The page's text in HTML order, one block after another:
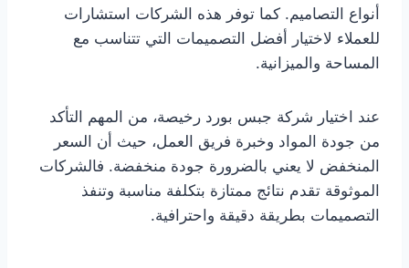
أنواع التصاميم. كما توفر هذه الشركات استشارات
للعملاء لاختيار أفضل التصميمات التي تتناسب مع
المساحة والميزانية.
عند اختيار شركة جبس بورد رخيصة، من المهم التأكد
من جودة المواد وخبرة فريق العمل، حيث أن السعر
المنخفض لا يعني بالضرورة جودة منخفضة. فالشركات
الموثوقة تقدم نتائج ممتازة بتكلفة مناسبة وتنفذ
التصميمات بطريقة دقيقة واحترافية.